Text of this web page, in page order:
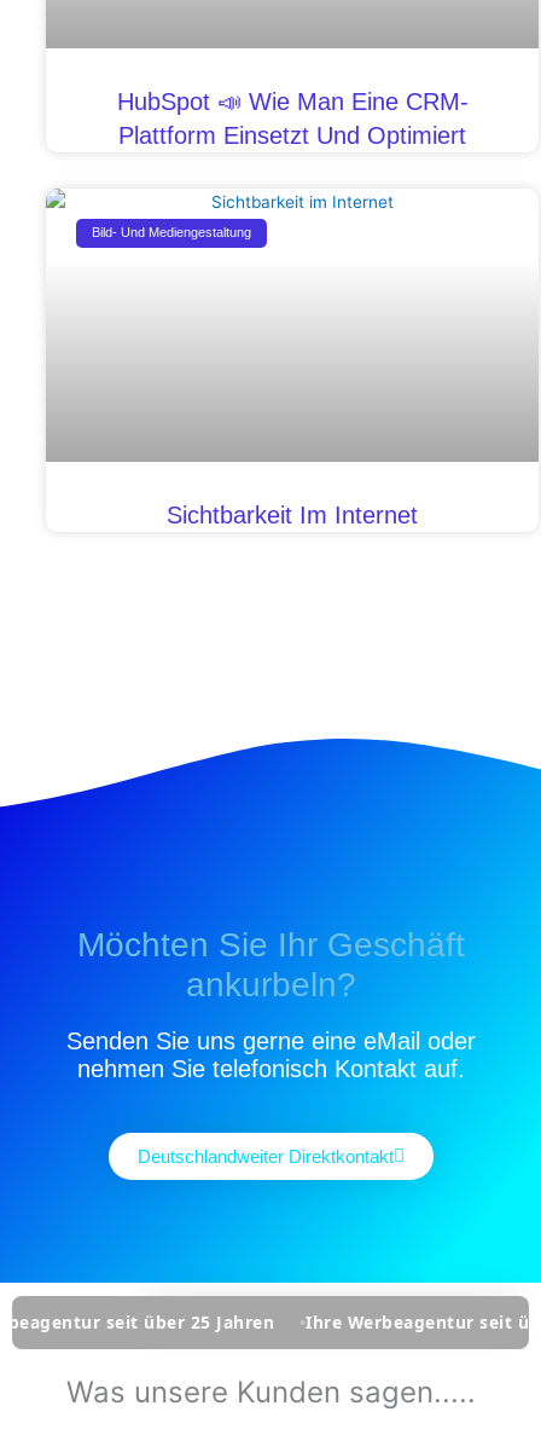
HubSpot 📣 Wie Man Eine CRM-
Plattform Einsetzt Und Optimiert
Bild- Und Mediengestaltung
Sichtbarkeit Im Internet
Möchten Sie Ihr Geschäft
ankurbeln?
Senden Sie uns gerne eine eMail oder
nehmen Sie telefonisch Kontakt auf.
Deutschlandweiter Direktkontakt
seit über 25 Jahren Ihre Werbeagentur seit über 25
Was unsere Kunden sagen.....